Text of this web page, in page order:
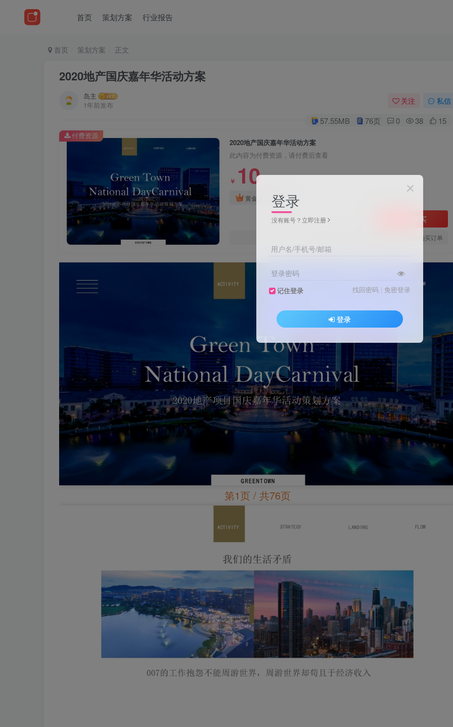
首页 策划方案 行业报告
首页 策划方案 正文
2020地产国庆嘉年华活动方案
岛主
1年前发布
关注 私信
57.55MB 76页 0 38 15
2020地产国庆嘉年华活动方案
此内容为付费资源，请付费后查看
￥ 10
黄金会员 免费
立即购买
您当前未登录！建议登陆后购买，可保存购买订单
付费资源
第1页 / 共76页
登录
没有账号？立即注册
用户名/手机号/邮箱
登录密码
记住登录 找回密码 | 免密登录
登录